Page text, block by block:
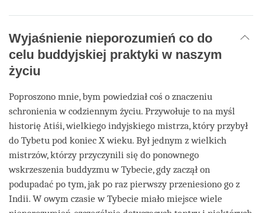
Wyjaśnienie nieporozumień co do
celu buddyjskiej praktyki w naszym
życiu
Poproszono mnie, bym powiedział coś o znaczeniu
schronienia w codziennym życiu. Przywołuje to na myśl
historię Atiśi, wielkiego indyjskiego mistrza, który przybył
do Tybetu pod koniec X wieku. Był jednym z wielkich
mistrzów, którzy przyczynili się do ponownego
wskrzeszenia buddyzmu w Tybecie, gdy zaczął on
podupadać po tym, jak po raz pierwszy przeniesiono go z
Indii. W owym czasie w Tybecie miało miejsce wiele